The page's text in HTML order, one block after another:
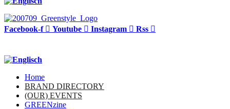
Facebook-f Youtube Instagram Rss
Home
BRAND DIRECTORY
(OUR) EVENTS
GREENzine